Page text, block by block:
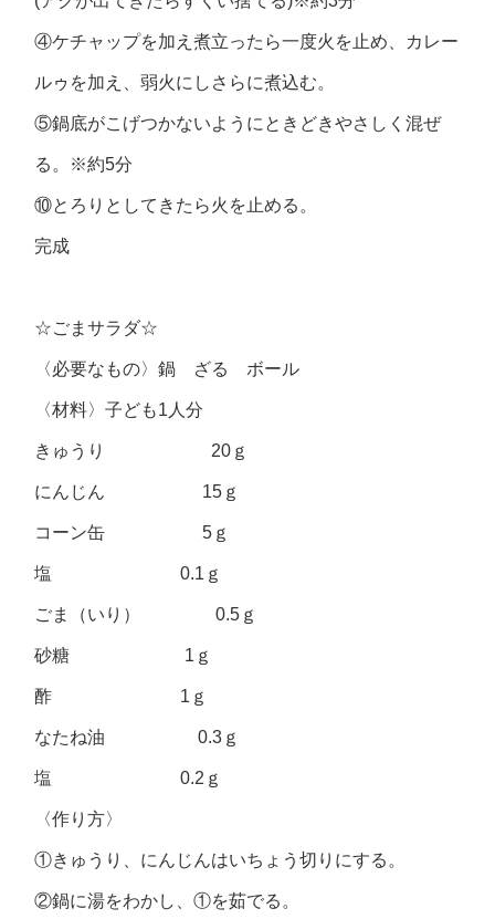
④ケチャップを加え煮立ったら一度火を止め、カレー
ルゥを加え、弱火にしさらに煮込む。
⑤鍋底がこげつかないようにときどきやさしく混ぜ
る。※約5分
⑩とろりとしてきたら火を止める。
完成
☆ごまサラダ☆
〈必要なもの〉鍋 ざる ボール
〈材料〉子ども1人分
きゅうり 20ｇ
にんじん 15ｇ
コーン缶 5ｇ
塩 0.1ｇ
ごま（いり） 0.5ｇ
砂糖 1ｇ
酢 1ｇ
なたね油 0.3ｇ
塩 0.2ｇ
〈作り方〉
①きゅうり、にんじんはいちょう切りにする。
②鍋に湯をわかし、①を茹でる。